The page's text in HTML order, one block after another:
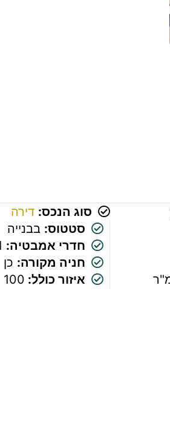
סוג הנכס: דירה
סטטוס: בבנייה
חדרי אמבטיה:
חניה מקורה: כן
איזור כולל: 100 מ"ר